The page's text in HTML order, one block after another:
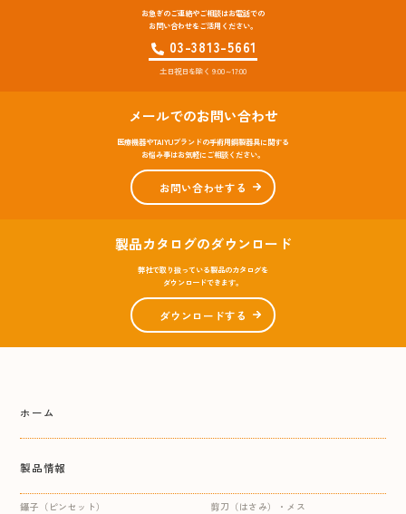
お急ぎのご連絡やご相談はお電話での
お問い合わせをご活用ください。
03-3813-5661
土日祝日を除く 9:00～17:00
メールでのお問い合わせ
医療機器やTAIYUブランドの手術用鋼製器具に関する
お悩み事はお気軽にご相談ください。
お問い合わせする
製品カタログのダウンロード
弊社で取り扱っている製品のカタログを
ダウンロードできます。
ダウンロードする
ホーム
製品情報
鑷子（ピンセット） 剪刀（はさみ）・メス